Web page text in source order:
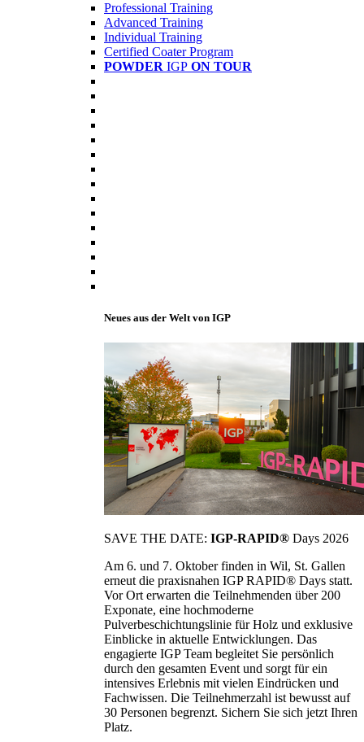
Professional Training
Advanced Training
Individual Training
Certified Coater Program
POWDER IGP ON TOUR
Neues aus der Welt von IGP
SAVE THE DATE: IGP-RAPID® Days 2026
Am 6. und 7. Oktober finden in Wil, St. Gallen
erneut die praxisnahen IGP RAPID® Days statt.
Vor Ort erwarten die Teilnehmenden über 200
Exponate, eine hochmoderne
Pulverbeschichtungslinie für Holz und exklusive
Einblicke in aktuelle Entwicklungen. Das
engagierte IGP Team begleitet Sie persönlich
durch den gesamten Event und sorgt für ein
intensives Erlebnis mit vielen Eindrücken und
Fachwissen. Die Teilnehmerzahl ist bewusst auf
30 Personen begrenzt. Sichern Sie sich jetzt Ihren
Platz.